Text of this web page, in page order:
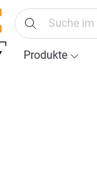
springen
Produkte